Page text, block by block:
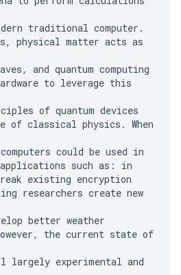
traditional computer.
physical matter acts as
and quantum computing
to leverage this
of quantum devices
of classical physics. When
could be used in
such as: in
existing encryption
researchers create new
better weather
the current state of
largely experimental and